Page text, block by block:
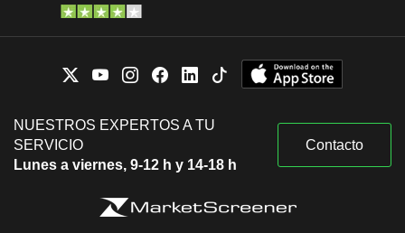
NUESTROS EXPERTOS A TU
SERVICIO
Lunes a viernes, 9-12 h y 14-18 h
Contacto